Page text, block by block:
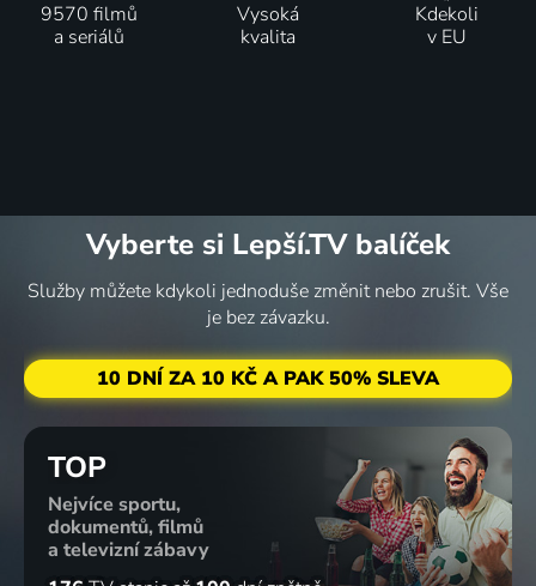
9570 filmů
a seriálů
Vysoká
kvalita
Kdekoli
v EU
Vyberte si Lepší.TV balíček
Služby můžete kdykoli jednoduše změnit nebo zrušit. Vše
je bez závazku.
10 DNÍ ZA 10 KČ A PAK 50% SLEVA
TOP
Nejvíce sportu,
dokumentů, filmů
a televizní zábavy